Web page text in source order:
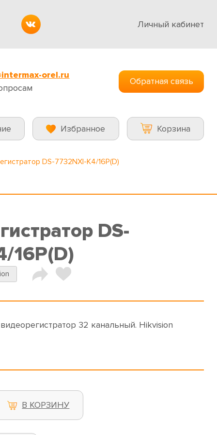
Личный кабинет
orel.ru
Обратная связь
Избранное Корзина
DS-7732NXI-K4/16P(D)
DS-
16P(D)
32 канальный. Hikvision
В КОРЗИНУ